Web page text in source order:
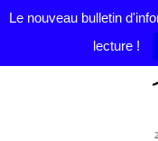
Le nouveau bulletin
lecture !